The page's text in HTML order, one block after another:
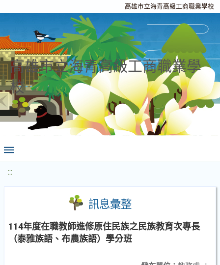
高雄市立海青高級工商職業學校
高雄市立海青高級工商職業學
校
:::
訊息彙整
114年度在職教師進修原住民族之民族教育次專長
（泰雅族語、布農族語）學分班